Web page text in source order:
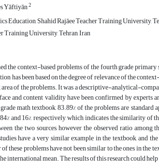
Yāftiyān2
Education, Shahid Rajāee Teacher Training University,
Training University, Tehran, Iran
the context-based problems of the fourth grade
has been based on the degree of relevance of the
area of the problems. It was a descriptive-analytical-
and content validity have been confirmed by
math textbook, 83.89% of the problems are
and 16%, respectively, which indicates the similarity
the two sources, however the observed ratio
have a very similar example in the textbook, and
these problems have not been similar to the ones in
international mean. The results of this research could